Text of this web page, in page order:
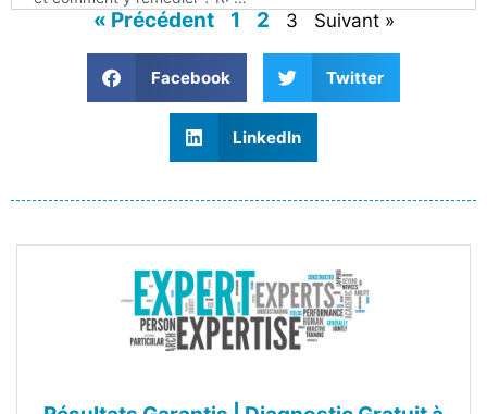
« Précédent 1 2 3 Suivant »
Facebook Twitter
LinkedIn